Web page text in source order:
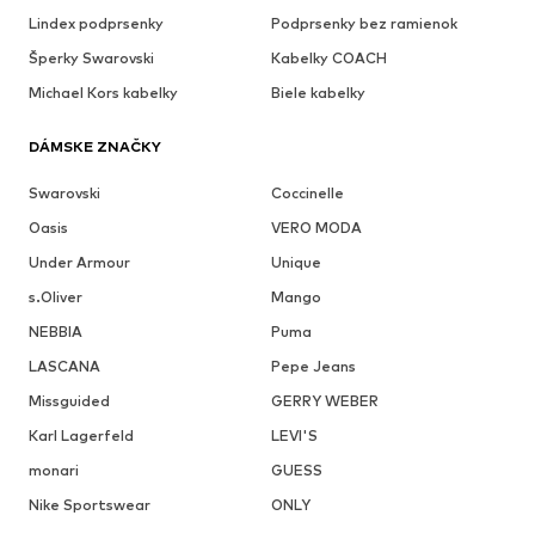
Lindex podprsenky
Podprsenky bez ramienok
Šperky Swarovski
Kabelky COACH
Michael Kors kabelky
Biele kabelky
DÁMSKE ZNAČKY
Swarovski
Coccinelle
Oasis
VERO MODA
Under Armour
Unique
s.Oliver
Mango
NEBBIA
Puma
LASCANA
Pepe Jeans
Missguided
GERRY WEBER
Karl Lagerfeld
LEVI'S
monari
GUESS
Nike Sportswear
ONLY